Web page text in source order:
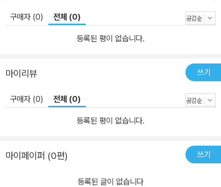
구매자 (0) 전체 (0)
등록된 평이 없습니다.
마이리뷰 쓰기
구매자 (0) 전체 (0)
등록된 평이 없습니다.
마이페이퍼 (0편) 쓰기
등록된 글이 없습니다